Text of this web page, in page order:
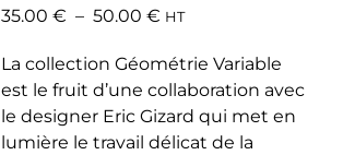
peuvent
choisies
sur
la
page
35.00 € – 50.00 €Plage
prix :
35.00 €
à
50.00 €
HT
La collection Géométrie Variable
est le fruit d’une collaboration avec
le designer Eric Gizard qui met en
lumière le travail délicat de la